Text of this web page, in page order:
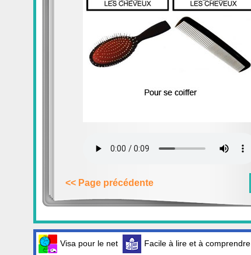
<< Page précédente
Visa pour le net Facile à lire et à comprendre